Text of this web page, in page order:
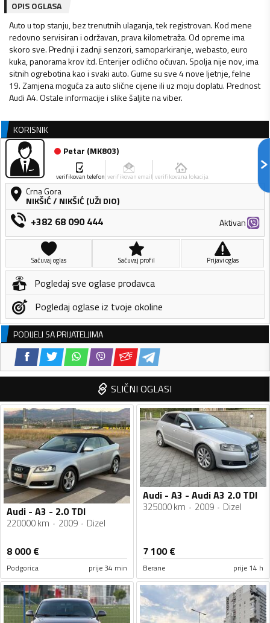
OPIS OGLASA
Auto u top stanju, bez trenutnih ulaganja, tek registrovan. Kod mene
redovno servisiran i održavan, prava kilometraža. Od opreme ima
skoro sve. Prednji i zadnji senzori, samoparkiranje, webasto, euro
kuka, panorama krov itd. Enterijer odlično očuvan. Spolja nije nov, ima
sitnih ogrebotina kao i svaki auto. Gume su sve 4 nove ljetnje, felne
19. Zamjena moguća za auto slične cijene ili uz moju doplatu. Prednost
Audi A4. Ostale informacije i slike šaljite na viber.
KORISNIK
Petar (MK803)
verifikovan telefon verifikovan email verifikovana lokacija
Crna Gora
NIKŠIĆ/ NIKŠIĆ (UŽI DIO)
+382 68 090 444 Aktivan
Sačuvaj oglas Sačuvaj profil Prijavi oglas
Pogledaj sve oglase prodavca
Pogledaj oglase iz tvoje okoline
PODIJELI SA PRIJATELJIMA
SLIČNI OGLASI
Audi - A3 - 2.0 TDI
220000 km 2009 Dizel
8 000€
Podgorica prije 34 min
Audi - A3 - Audi A3 2.0 TDI
325000 km 2009 Dizel
7 100€
Berane prije 14 h